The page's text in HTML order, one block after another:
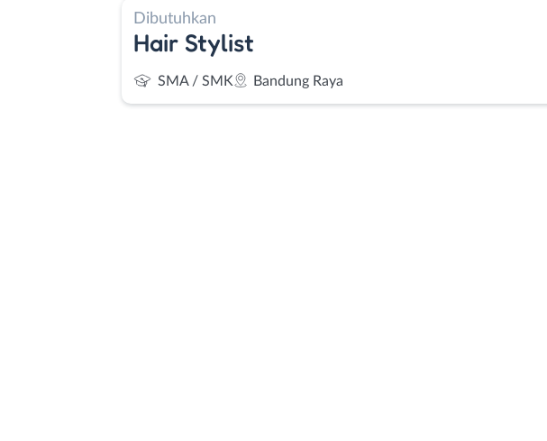
Dibutuhkan
Hair Stylist
SMA / SMK Bandung Raya